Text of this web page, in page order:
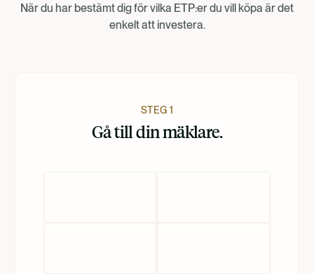
Norsk
När du har bestämt dig för vilka ETP:er du vill köpa är det
enkelt att investera.
STEG 1
Gå till din mäklare.